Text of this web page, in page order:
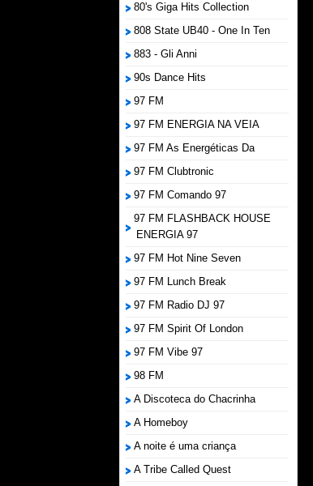
80's Giga Hits Collection
808 State UB40 - One In Ten
883 - Gli Anni
90s Dance Hits
97 FM
97 FM ENERGIA NA VEIA
97 FM As Energéticas Da
97 FM Clubtronic
97 FM Comando 97
97 FM FLASHBACK HOUSE
ENERGIA 97
97 FM Hot Nine Seven
97 FM Lunch Break
97 FM Radio DJ 97
97 FM Spirit Of London
97 FM Vibe 97
98 FM
A Discoteca do Chacrinha
A Homeboy
A noite é uma criança
A Tribe Called Quest